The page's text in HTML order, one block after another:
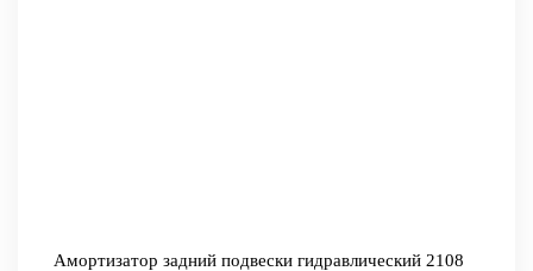
Амортизатор задний подвески гидравлический 2108